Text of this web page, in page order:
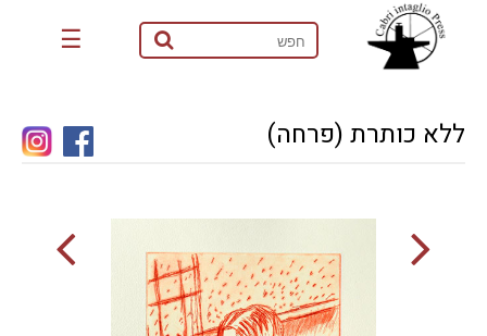
☰
ללא כותרת (פרחה)